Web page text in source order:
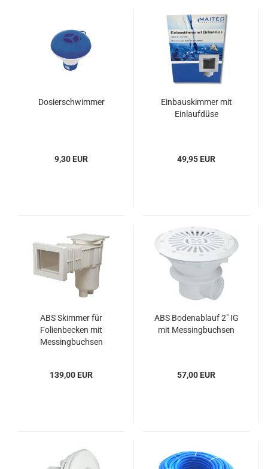
Dosierschwimmer
9,30 EUR
Einbauskimmer mit
Einlaufdüse
49,95 EUR
ABS Skimmer für
Folienbecken mit
Messingbuchsen
139,00 EUR
ABS Bodenablauf 2" IG
mit Messingbuchsen
57,00 EUR